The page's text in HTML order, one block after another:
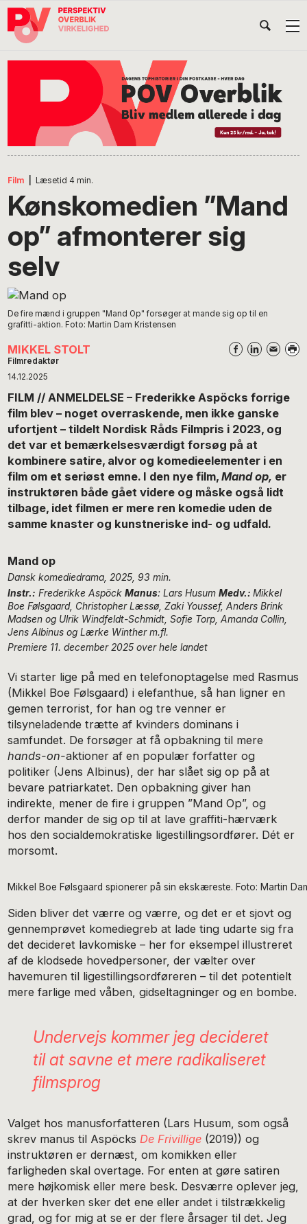
Gå
direkte
Skip
indhold
Gå
direkte
Film Læsetid 4 min.
Kønskomedien ”Mand
op” afmonterer sig
selv
De fire mænd i gruppen "Mand Op" forsøger at mande sig op til en
grafitti-aktion. Foto: Martin Dam Kristensen
MIKKEL STOLT
Filmredaktør
14.12.2025
FILM // ANMELDELSE – Frederikke Aspöcks forrige
film blev – noget overraskende, men ikke ganske
ufortjent – tildelt Nordisk Råds Filmpris i 2023, og
det var et bemærkelsesværdigt forsøg på at
kombinere satire, alvor og komedieelementer i en
film om et seriøst emne. I den nye film,Mand op, er
instruktøren både gået videre og måske også lidt
tilbage, idet filmen er mere ren komedie uden de
samme knaster og kunstneriske ind- og udfald.
Mand op
Dansk komediedrama, 2025, 93 min.
Instr.: Frederikke AspöckManus: Lars HusumMedv.:Mikkel
Boe Følsgaard, Christopher Læssø, Zaki Youssef, Anders Brink
Madsen og Ulrik Windfeldt-Schmidt, Sofie Torp, Amanda Collin,
Jens Albinus og Lærke Winther m.fl.
Premiere 11. december 2025 over hele landet
Vi starter lige på med en telefonoptagelse med Rasmus
(Mikkel Boe Følsgaard) i elefanthue, så han ligner en
gemen terrorist, for han og tre venner er
tilsyneladende trætte af kvinders dominans i
samfundet. De forsøger at få opbakning til mere
hands-on-aktioner af en populær forfatter og
politiker (Jens Albinus), der har slået sig op på at
bevare patriarkatet. Den opbakning giver han
indirekte, mener de fire i gruppen ”Mand Op”, og
derfor mander de sig op til at lave graffiti-hærværk
hos den socialdemokratiske ligestillingsordfører. Dét er
morsomt.
Mikkel Boe Følsgaard spionerer på sin ekskæreste. Foto: Martin
Siden bliver det værre og værre, og det er et sjovt og
gennemprøvet komediegreb at lade ting udarte sig fra
det decideret lavkomiske – her for eksempel illustreret
af de klodsede hovedpersoner, der vælter over
havemuren til ligestillingsordføreren – til det potentielt
mere farlige med våben, gidseltagninger og en bombe.
Undervejs kommer jeg decideret
til at savne et mere radikaliseret
filmsprog
Valget hos manusforfatteren (Lars Husum, som også
skrev manus til AspöcksDe Frivillige (2019)) og
instruktøren er dernæst, om komikken eller
farligheden skal overtage. For enten at gøre satiren
mere højkomisk eller mere besk. Desværre oplever jeg,
at der hverken sker det ene eller andet i tilstrækkelig
grad, og for mig at se er der flere årsager til det. Jeg